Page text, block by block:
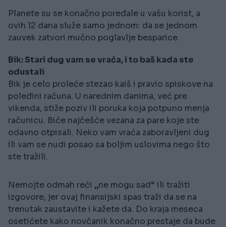
Planete su se konačno poređale u vašu korist, a
ovih 12 dana služe samo jednom: da se jednom
zauvek zatvori mučno poglavlje besparice.
Bik: Stari dug vam se vraća, i to baš kada ste
odustali
Bik je celo proleće stezao kaiš i pravio spiskove na
poleđini računa. U narednim danima, već pre
vikenda, stiže poziv ili poruka koja potpuno menja
računicu. Biće najčešće vezana za pare koje ste
odavno otpisali. Neko vam vraća zaboravljeni dug
ili vam se nudi posao sa boljim uslovima nego što
ste tražili.
Nemojte odmah reći „ne mogu sad“ ili tražiti
izgovore, jer ovaj finansijski spas traži da se na
trenutak zaustavite i kažete da. Do kraja meseca
osetićete kako novčanik konačno prestaje da bude